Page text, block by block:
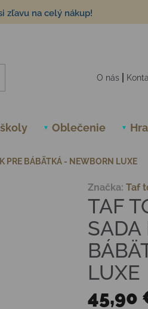
zľavu na celý nákup!
O nás
Oblečenie
PRE BÁBÄTKÁ - NEWBORN LUXE
TAF
SADA
LUXE
Značka: Taf
45,90